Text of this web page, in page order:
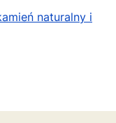
naturalny i